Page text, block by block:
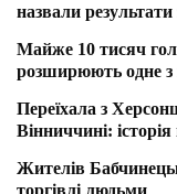
назвали результати
Майже 10 тисяч
розширюють одне з
Переїхала з
Вінниччині:
Жителів
торгівлі людьми